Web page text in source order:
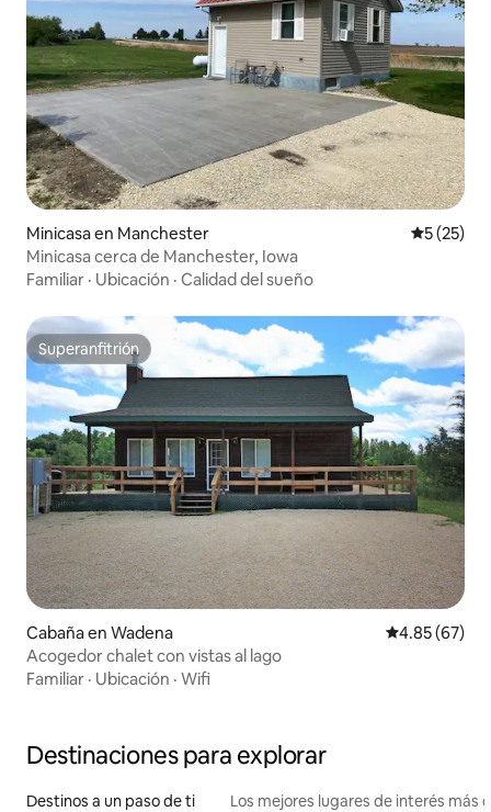
Minicasa en Manchester
5 (25)
Minicasa cerca de Manchester, Iowa
Familiar · Ubicación · Calidad del sueño
Superanfitrión
Superanfitrión
Cabaña en Wadena Calificación
4.85 (67)
Acogedor chalet con vistas al lago
Familiar · Ubicación · Wifi
Destinaciones para explorar
Destinos a un paso de ti Los mejores lugares de interés más